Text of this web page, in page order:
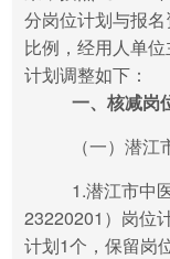
分岗位计划与报
比例，经用人单
计划调整如下：
一、核减岗
（一）潜
1.潜江市中
23220201）岗位
计划1个，保留岗